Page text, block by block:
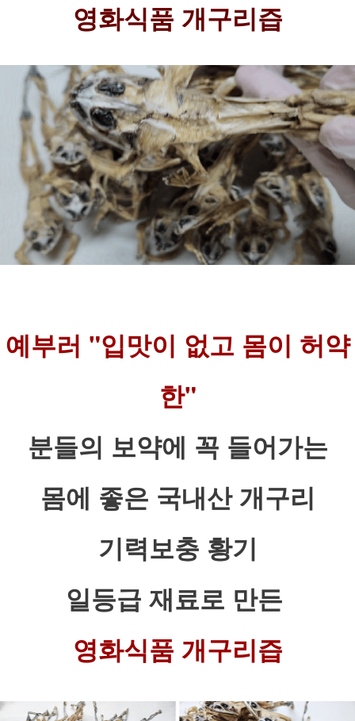
영화식품 개구리즙
예부러 "입맛이 없고 몸이 허약
한"
분들의 보약에 꼭 들어가는
몸에 좋은 국내산 개구리
기력보충 황기
일등급 재료로 만든
영화식품 개구리즙